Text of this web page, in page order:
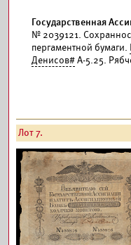
Государственная
№ 2039121.
пергаментной бумаги.
Денисов#А-5.25.
Лот 7.